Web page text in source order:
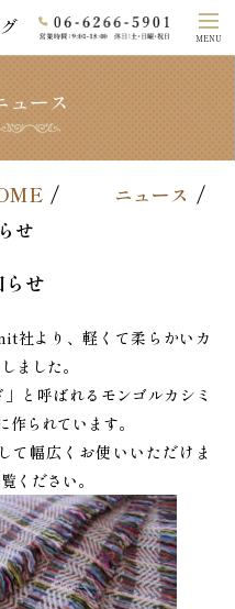
MENU
ホーム
ルグのこだわり
るご質問
⼈の⽅へ
社概要
ュース
ニュース
せ
せ
社より、軽くて柔らかいカ
ました。
」と呼ばれるモンゴルカシミ
られています。
て幅広くお使いいただけま
ください。